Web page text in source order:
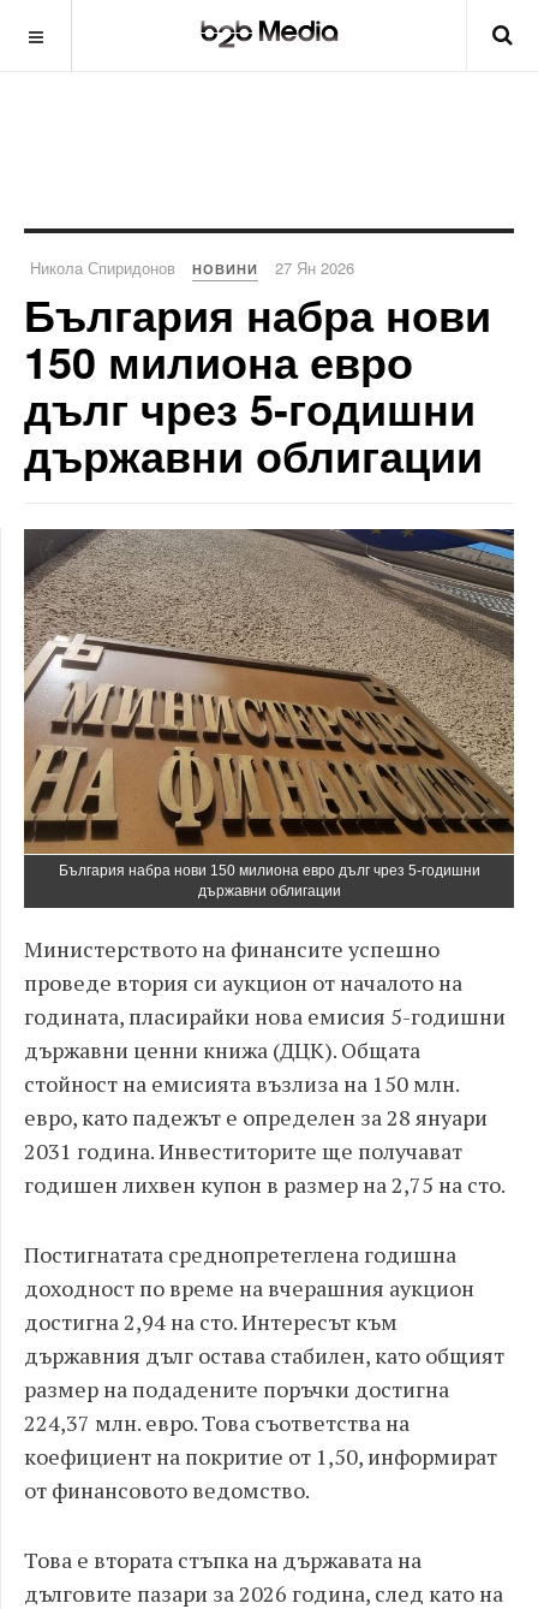
Никола Спиридонов НОВИНИ 27 Ян 2026
България набра нови
150 милиона евро
дълг чрез 5-годишни
държавни облигации
България набра нови 150 милиона евро дълг чрез 5-годишни
държавни облигации
Министерството на финансите успешно
проведе втория си аукцион от началото на
годината, пласирайки нова емисия 5-годишни
държавни ценни книжа (ДЦК). Общата
стойност на емисията възлиза на 150 млн.
евро, като падежът е определен за 28 януари
2031 година. Инвеститорите ще получават
годишен лихвен купон в размер на 2,75 на сто.
Постигнатата среднопретеглена годишна
доходност по време на вчерашния аукцион
достигна 2,94 на сто. Интересът към
държавния дълг остава стабилен, като общият
размер на подадените поръчки достигна
224,37 млн. евро. Това съответства на
коефициент на покритие от 1,50, информират
от финансовото ведомство.
Това е втората стъпка на държавата на
дълговите пазари за 2026 година, след като на